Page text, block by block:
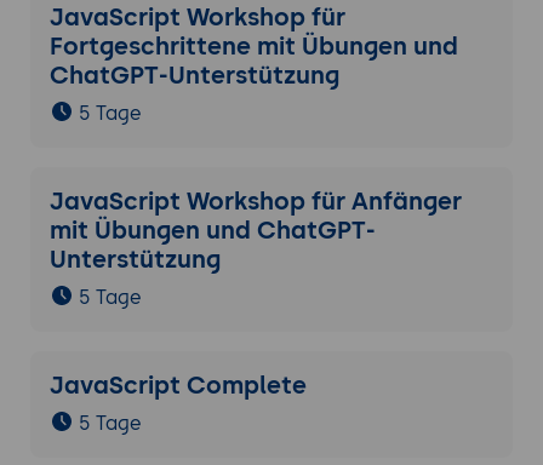
JavaScript Workshop für
Fortgeschrittene mit Übungen und
ChatGPT-Unterstützung
5 Tage
JavaScript Workshop für Anfänger
mit Übungen und ChatGPT-
Unterstützung
5 Tage
JavaScript Complete
5 Tage